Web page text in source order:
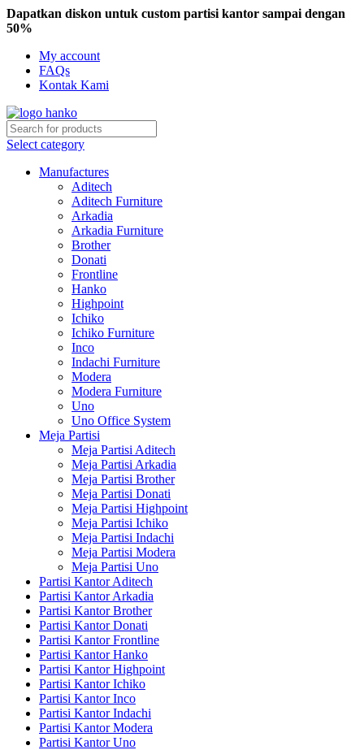
Dapatkan diskon untuk custom partisi kantor sampai dengan
50%
My account
FAQs
Kontak Kami
Select category
Manufactures
Aditech
Aditech Furniture
Arkadia
Arkadia Furniture
Brother
Donati
Frontline
Hanko
Highpoint
Ichiko
Ichiko Furniture
Inco
Indachi Furniture
Modera
Modera Furniture
Uno
Uno Office System
Meja Partisi
Meja Partisi Aditech
Meja Partisi Arkadia
Meja Partisi Brother
Meja Partisi Donati
Meja Partisi Highpoint
Meja Partisi Ichiko
Meja Partisi Indachi
Meja Partisi Modera
Meja Partisi Uno
Partisi Kantor Aditech
Partisi Kantor Arkadia
Partisi Kantor Brother
Partisi Kantor Donati
Partisi Kantor Frontline
Partisi Kantor Hanko
Partisi Kantor Highpoint
Partisi Kantor Ichiko
Partisi Kantor Inco
Partisi Kantor Indachi
Partisi Kantor Modera
Partisi Kantor Uno